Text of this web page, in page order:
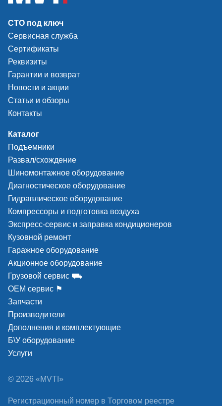
СТО под ключ
Сервисная служба
Сертификаты
Реквизиты
Гарантии и возврат
Новости и акции
Статьи и обзоры
Контакты
Каталог
Подъемники
Развал/схождение
Шиномонтажное оборудование
Диагностическое оборудование
Гидравлическое оборудование
Компрессоры и подготовка воздуха
Экспресс-сервис и заправка кондиционеров
Кузовной ремонт
Гаражное оборудование
Акционное оборудование
Грузовой сервис ⛟
ОЕМ сервис ⚑
Запчасти
Производители
Дополнения и комплектующие
Б\У оборудование
Услуги
© 2026 «MVTI»
Регистрационный номер в Торговом реестре